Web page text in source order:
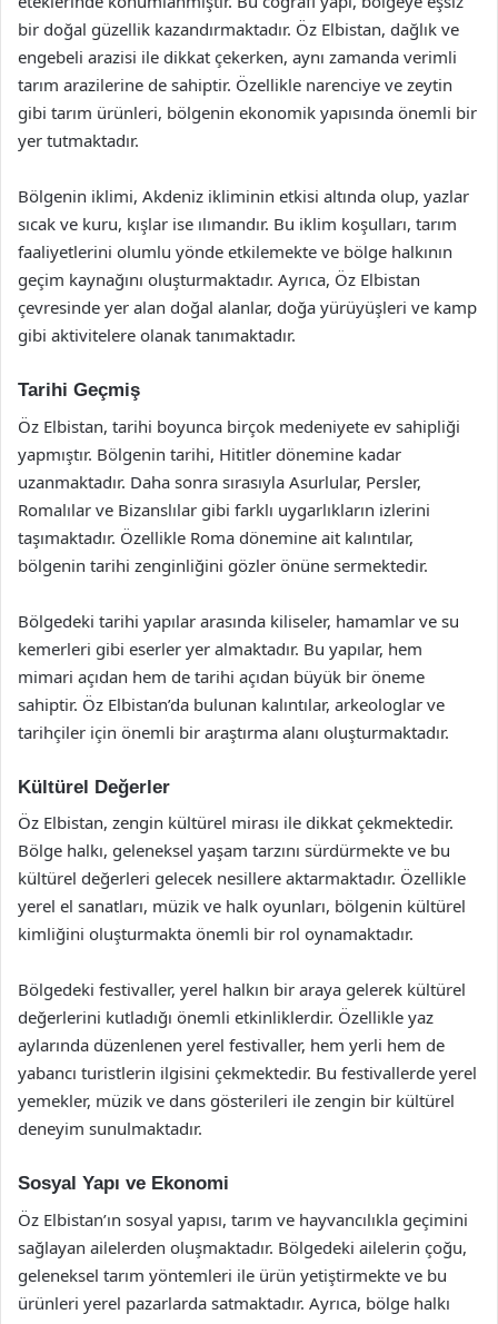
bir doğal güzellik kazandırmaktadır. Öz Elbistan, dağlık ve
engebeli arazisi ile dikkat çekerken, aynı zamanda verimli
tarım arazilerine de sahiptir. Özellikle narenciye ve zeytin
gibi tarım ürünleri, bölgenin ekonomik yapısında önemli bir
yer tutmaktadır.
Bölgenin iklimi, Akdeniz ikliminin etkisi altında olup, yazlar
sıcak ve kuru, kışlar ise ılımandır. Bu iklim koşulları, tarım
faaliyetlerini olumlu yönde etkilemekte ve bölge halkının
geçim kaynağını oluşturmaktadır. Ayrıca, Öz Elbistan
çevresinde yer alan doğal alanlar, doğa yürüyüşleri ve kamp
gibi aktivitelere olanak tanımaktadır.
Tarihi Geçmiş
Öz Elbistan, tarihi boyunca birçok medeniyete ev sahipliği
yapmıştır. Bölgenin tarihi, Hititler dönemine kadar
uzanmaktadır. Daha sonra sırasıyla Asurlular, Persler,
Romalılar ve Bizanslılar gibi farklı uygarlıkların izlerini
taşımaktadır. Özellikle Roma dönemine ait kalıntılar,
bölgenin tarihi zenginliğini gözler önüne sermektedir.
Bölgedeki tarihi yapılar arasında kiliseler, hamamlar ve su
kemerleri gibi eserler yer almaktadır. Bu yapılar, hem
mimari açıdan hem de tarihi açıdan büyük bir öneme
sahiptir. Öz Elbistan’da bulunan kalıntılar, arkeologlar ve
tarihçiler için önemli bir araştırma alanı oluşturmaktadır.
Kültürel Değerler
Öz Elbistan, zengin kültürel mirası ile dikkat çekmektedir.
Bölge halkı, geleneksel yaşam tarzını sürdürmekte ve bu
kültürel değerleri gelecek nesillere aktarmaktadır. Özellikle
yerel el sanatları, müzik ve halk oyunları, bölgenin kültürel
kimliğini oluşturmakta önemli bir rol oynamaktadır.
Bölgedeki festivaller, yerel halkın bir araya gelerek kültürel
değerlerini kutladığı önemli etkinliklerdir. Özellikle yaz
aylarında düzenlenen yerel festivaller, hem yerli hem de
yabancı turistlerin ilgisini çekmektedir. Bu festivallerde yerel
yemekler, müzik ve dans gösterileri ile zengin bir kültürel
deneyim sunulmaktadır.
Sosyal Yapı ve Ekonomi
Öz Elbistan’ın sosyal yapısı, tarım ve hayvancılıkla geçimini
sağlayan ailelerden oluşmaktadır. Bölgedeki ailelerin çoğu,
geleneksel tarım yöntemleri ile ürün yetiştirmekte ve bu
ürünleri yerel pazarlarda satmaktadır. Ayrıca, bölge halkı